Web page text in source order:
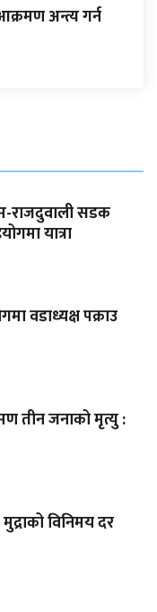
अन्त्य गर्न
राजदुवाली सडक
यात्रा
वडाध्यक्ष पक्राउ
तीन जनाको मृत्यु :
विनिमय दर